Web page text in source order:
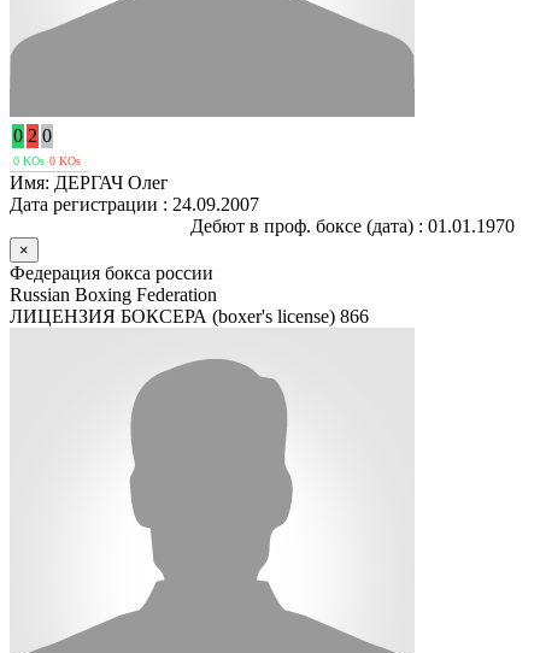
0 2 0
0 KOs 0 KOs
Имя: ДЕРГАЧ Олег
Дата регистрации : 24.09.2007
Дебют в проф. боксе (дата) : 01.01.1970
×
Федерация бокса россии
Russian Boxing Federation
ЛИЦЕНЗИЯ БОКСЕРА (boxer's license) 866